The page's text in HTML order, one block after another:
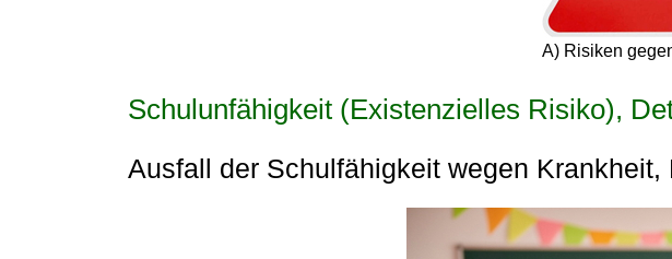
A) Risiken
Schulunfähigkeit (Existenzielles Risiko),
Ausfall der Schulfähigkeit wegen